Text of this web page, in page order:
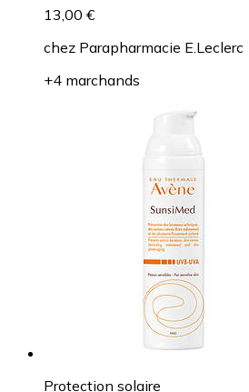
13,00 €
chez Parapharmacie E.Leclerc
+4 marchands
Protection solaire